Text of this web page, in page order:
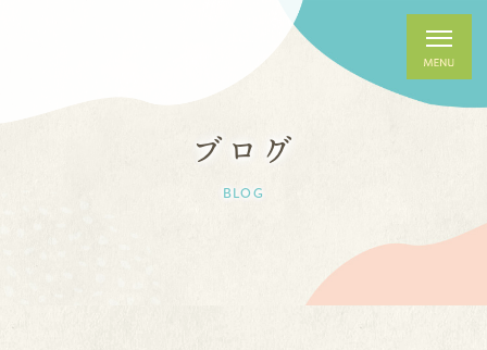
ブログ
BLOG